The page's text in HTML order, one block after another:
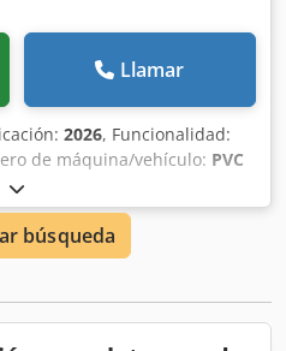
Llamar
2026, Funcionalidad:
de máquina/vehículo: PVC
, • Permite la producción de
de trabajo de 8 horas. •
de maquinaria que permiten
cliente. • Disponibles
búsqueda